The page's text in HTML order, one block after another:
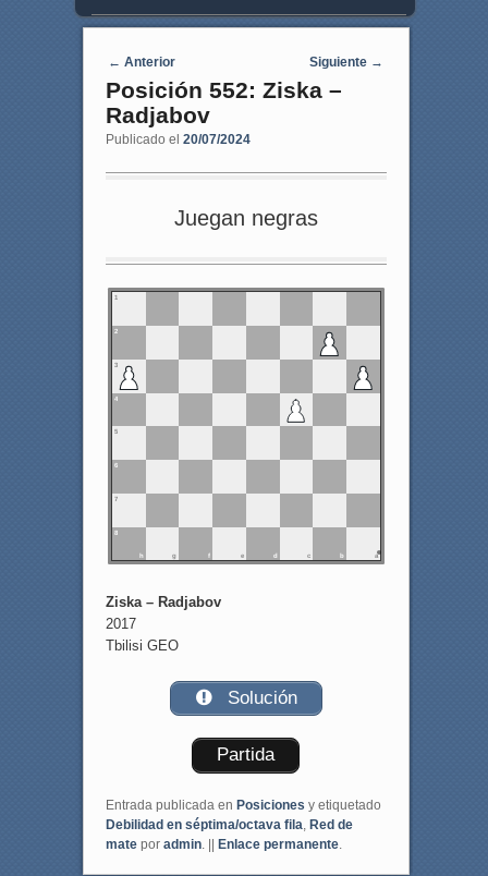
Navegaci�n de entradas
← Anterior Siguiente →
Posición 552: Ziska –
Radjabov
Publicado el 20/07/2024
Juegan negras
1
2
3
4
5
6
7
8
h g e d c b a
Ziska – Radjabov
2017
Tbilisi GEO
Solución
Partida
Entrada publicada en Posiciones y etiquetado
Debilidad en séptima/octava fila Red de
matepor admin. || Enlace permanente.